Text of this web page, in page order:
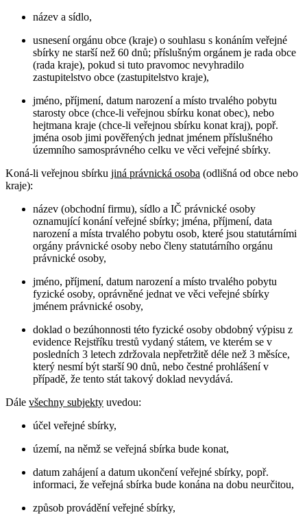
název a sídlo,
usnesení orgánu obce (kraje) o souhlasu s konáním veřejné
sbírky ne starší než 60 dnů; příslušným orgánem je rada obce
(rada kraje), pokud si tuto pravomoc nevyhradilo
zastupitelstvo obce (zastupitelstvo kraje),
jméno, příjmení, datum narození a místo trvalého pobytu
starosty obce (chce-li veřejnou sbírku konat obec), nebo
hejtmana kraje (chce-li veřejnou sbírku konat kraj), popř.
jména osob jimi pověřených jednat jménem příslušného
územního samosprávného celku ve věci veřejné sbírky.
Koná-li veřejnou sbírku jiná právnická osoba (odlišná od obce nebo
kraje):
název (obchodní firmu), sídlo a IČ právnické osoby
oznamující konání veřejné sbírky; jména, příjmení, data
narození a místa trvalého pobytu osob, které jsou statutárními
orgány právnické osoby nebo členy statutárního orgánu
právnické osoby,
jméno, příjmení, datum narození a místo trvalého pobytu
fyzické osoby, oprávněné jednat ve věci veřejné sbírky
jménem právnické osoby,
doklad o bezúhonnosti této fyzické osoby obdobný výpisu z
evidence Rejstříku trestů vydaný státem, ve kterém se v
posledních 3 letech zdržovala nepřetržitě déle než 3 měsíce,
který nesmí být starší 90 dnů, nebo čestné prohlášení v
případě, že tento stát takový doklad nevydává.
Dále všechny subjekty uvedou:
účel veřejné sbírky,
území, na němž se veřejná sbírka bude konat,
datum zahájení a datum ukončení veřejné sbírky, popř.
informaci, že veřejná sbírka bude konána na dobu neurčitou,
způsob provádění veřejné sbírky,